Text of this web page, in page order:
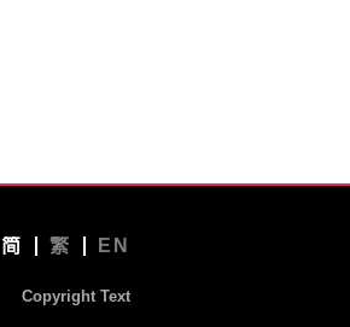
简 繁 EN
Copyright Text